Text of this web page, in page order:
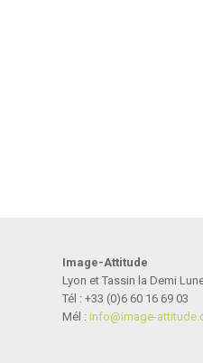
Image-Attitude
Lyon et Tassin la Demi
Tél : +33 (0)6 60 16 69 03
Mél : info@i­mage-